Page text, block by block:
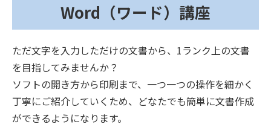
Word（ワード）講座
ただ文字を入力しただけの文書から、1ランク上の文書
を目指してみませんか？
ソフトの開き方から印刷まで、一つ一つの操作を細かく
丁寧にご紹介していくため、どなたでも簡単に文書作成
ができるようになります。